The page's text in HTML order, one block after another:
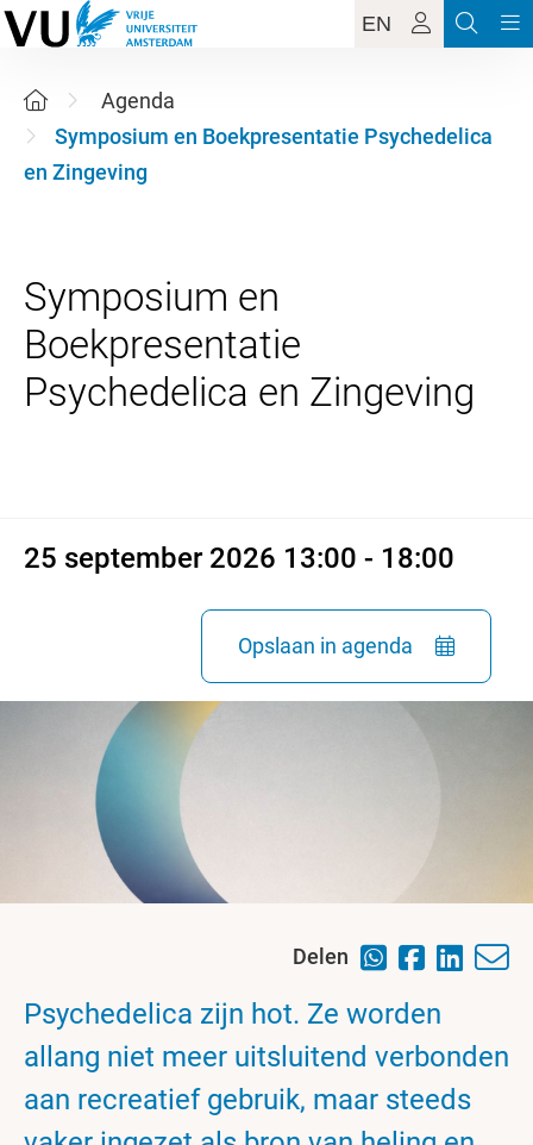
EN
Agenda
Symposium en Boekpresentatie Psychedelica
en Zingeving
Symposium en
Boekpresentatie
25 september 2026 13:00 - 18:00
Opslaan in agenda
Delen
Psychedelica zijn hot. Ze worden
allang niet meer uitsluitend verbonden
aan recreatief gebruik, maar steeds